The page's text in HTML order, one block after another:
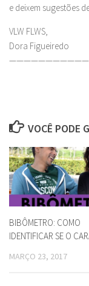
e deixem sugestões
VLW FLWS,
Dora Figueiredo
VOCÊ PODE
BIBÔMETRO: COMO
IDENTIFICAR SE O
MARÇO 23, 2017